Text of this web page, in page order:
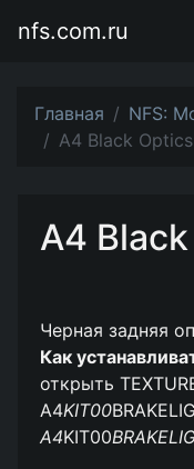
nfs.com.ru
Главная NFS:
A4 Black Optics
A4
Черная задняя
Как
открыть
A4KIT00
A4KIT00